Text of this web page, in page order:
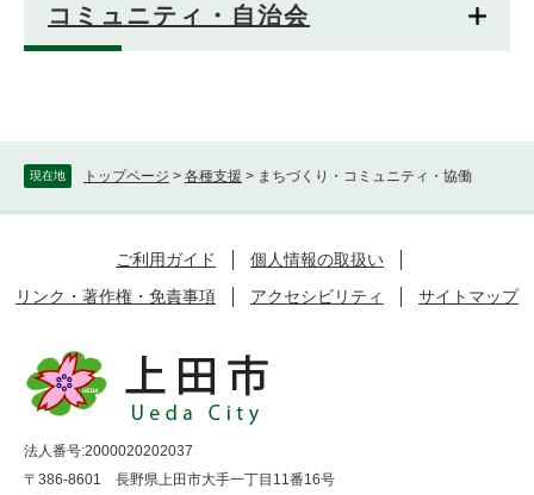
現在地 トップページ > 各種支援 > まちづくり・コミュニティ・協働
コミュニティ・自治会
ご利用ガイド
個人情報の取扱い
リンク・著作権・免責事項
アクセシビリティ サイトマップ
法人番号:2000020202037
〒386-8601 長野県上田市大手一丁目11番16号